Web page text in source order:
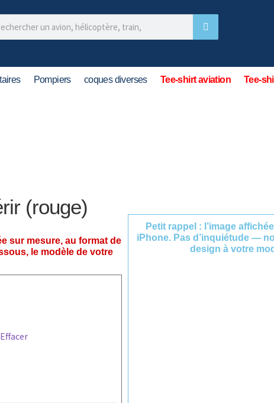
Pompiers coques diverses Tee-shirt aviation Tee-
(rouge)
sur mesure, au format de
le modèle de votre
Effacer
Petit rappel : l’image
iPhone. Pas d’inquiétude —
design à votre